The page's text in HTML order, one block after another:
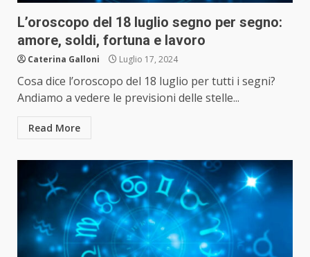
L’oroscopo del 18 luglio segno per segno:
amore, soldi, fortuna e lavoro
Caterina Galloni Luglio 17, 2024
Cosa dice l’oroscopo del 18 luglio per tutti i segni?
Andiamo a vedere le previsioni delle stelle...
Read More